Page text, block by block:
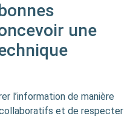
une
l’information de manière
et de respecter